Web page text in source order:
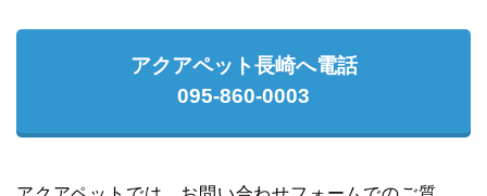
アクアペット長崎へ電話
095-860-0003